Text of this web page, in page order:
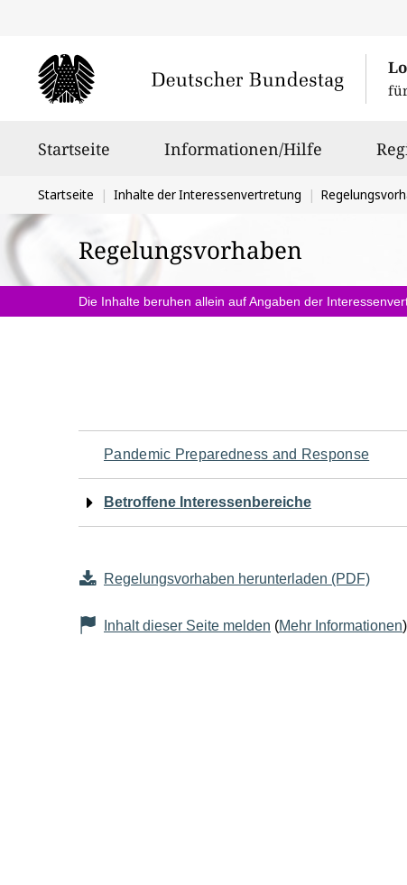
Startseite Informationen/Hilfe
Sie
befinden
sich
hier:
Startseite Inhalte der Interessenvertretung
Regelungsvorhaben
Die Inhalte beruhen allein auf Angaben der
Navigation
für
Seiteninhalt
Pandemic Preparedness and Response
Betroffene Interessenbereiche
Regelungsvorhaben herunterladen (PDF)
Inhalt dieser Seite melden (Mehr Informationen)